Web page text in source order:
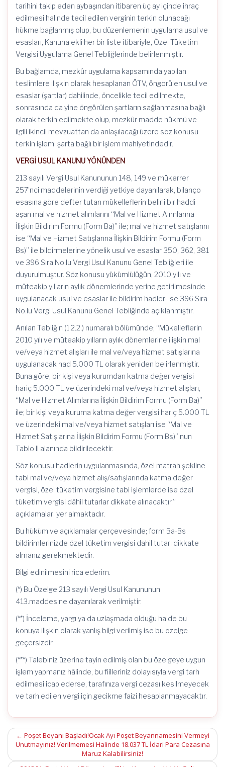
tarihini takip eden aybaşından itibaren üç ay içinde ihraç
edilmesi halinde tecil edilen verginin terkin olunacağı
hükme bağlanmış olup, bu düzenlemenin uygulama usul ve
esasları, Kanuna ekli her bir liste itibariyle, Özel Tüketim
Vergisi Uygulama Genel Tebliğlerinde belirlenmiştir.
Bu bağlamda, mezkûr uygulama kapsamında yapılan
teslimlere ilişkin olarak hesaplanan ÖTV, öngörülen usul ve
esaslar (şartlar) dahilinde, öncelikle tecil edilmekte,
sonrasında da yine öngörülen şartların sağlanmasına bağlı
olarak terkin edilmekte olup, mezkûr madde hükmü ve
ilgili ikincil mevzuattan da anlaşılacağı üzere söz konusu
terkin işlemi şarta bağlı bir işlem mahiyetindedir.
VERGİ USUL KANUNU YÖNÜNDEN
213 sayılı Vergi Usul Kanununun 148, 149 ve mükerrer
257’nci maddelerinin verdiği yetkiye dayanılarak, bilanço
esasına göre defter tutan mükelleflerin belirli bir haddi
aşan mal ve hizmet alımlarını “Mal ve Hizmet Alımlarına
İlişkin Bildirim Formu (Form Ba)” ile; mal ve hizmet satışlarını
ise “Mal ve Hizmet Satışlarına İlişkin Bildirim Formu (Form
Bs)” ile bildirmelerine yönelik usul ve esaslar 350, 362, 381
ve 396 Sıra No.lu Vergi Usul Kanunu Genel Tebliğleri ile
duyurulmuştur. Söz konusu yükümlülüğün, 2010 yılı ve
müteakip yılların aylık dönemlerinde yerine getirilmesinde
uygulanacak usul ve esaslar ile bildirim hadleri ise 396 Sıra
No.lu Vergi Usul Kanunu Genel Tebliğinde açıklanmıştır.
Anılan Tebliğin (1.2.2.) numaralı bölümünde; “Mükelleflerin
2010 yılı ve müteakip yılların aylık dönemlerine ilişkin mal
ve/veya hizmet alışları ile mal ve/veya hizmet satışlarına
uygulanacak had 5.000 TL olarak yeniden belirlenmiştir.
Buna göre, bir kişi veya kurumdan katma değer vergisi
hariç 5.000 TL ve üzerindeki mal ve/veya hizmet alışları,
“Mal ve Hizmet Alımlarına İlişkin Bildirim Formu (Form Ba)”
ile; bir kişi veya kuruma katma değer vergisi hariç 5.000 TL
ve üzerindeki mal ve/veya hizmet satışları ise “Mal ve
Hizmet Satışlarına İlişkin Bildirim Formu (Form Bs)” nun
Tablo II alanında bildirilecektir.
Söz konusu hadlerin uygulanmasında, özel matrah şekline
tabi mal ve/veya hizmet alış/satışlarında katma değer
vergisi, özel tüketim vergisine tabi işlemlerde ise özel
tüketim vergisi dâhil tutarlar dikkate alınacaktır.”
açıklamaları yer almaktadır.
Bu hüküm ve açıklamalar çerçevesinde; form Ba-Bs
bildirimlerinizde özel tüketim vergisi dahil tutarı dikkate
almanız gerekmektedir.
Bilgi edinilmesini rica ederim.
(*) Bu Özelge 213 sayılı Vergi Usul Kanununun
413.maddesine dayanılarak verilmiştir.
(**) İnceleme, yargı ya da uzlaşmada olduğu halde bu
konuya ilişkin olarak yanlış bilgi verilmiş ise bu özelge
geçersizdir.
(***) Talebiniz üzerine tayin edilmiş olan bu özelgeye uygun
işlem yapmanız hâlinde, bu fiilleriniz dolayısıyla vergi tarh
edilmesi icap ederse, tarafınıza vergi cezası kesilmeyecek
ve tarh edilen vergi için gecikme faizi hesaplanmayacaktır.
Post
navigation
← Poşet Beyanı Başladı!Ocak Ayı Poşet Beyannamesini Vermeyi
Unutmayınız! Verilmemesi Halinde 18.037 TL İdari Para Cezasına
Maruz Kalabilirsiniz!